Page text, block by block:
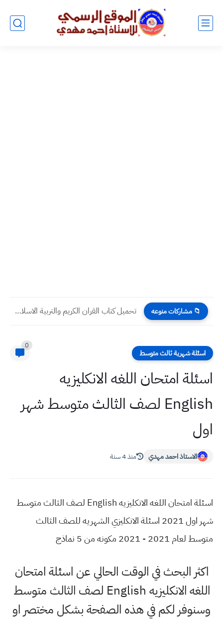
📁 مشاركات منوعه تحميل كتاب القران الكريم والتربية الاسلامية للصف الثالث المتوسط 2022...
اسئلة شهرية ثالث متوسط
0
اسئلة امتحان اللغه الانكليزيه
English لصف الثالث متوسط شهر
اول
الاستاذ احمد مهدي منذ 4 سنة
اسئلة امتحان اللغه الانكليزيه English لصف الثالث متوسط
شهر اول 2021 اسئلة الانكليزي الشهريه للصف الثالث
متوسط لعام 2021 - 2021 مكونه من 5 نماذج
اكثر البحث في الوقت الحالي عن اسئلة امتحان
اللغه الانكليزيه English لصف الثالث متوسط
وسنوفر لكم في هذه الصفحة بشكل مختصر او